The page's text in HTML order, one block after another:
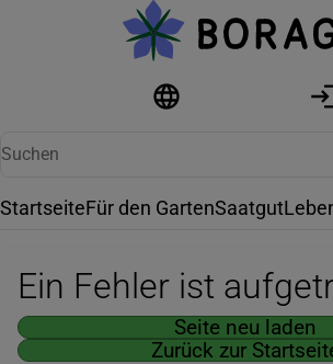
StartseiteFür den GartenSaatgut
Ein Fehler ist
Seite neu laden
Zurück zur